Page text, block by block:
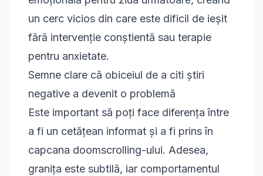
un cerc vicios din care este dificil de ieșit
fără intervenție conștientă sau terapie
pentru anxietate.
Semne clare că obiceiul de a citi știri
negative a devenit o problemă
Este important să poți face diferența între
a fi un cetățean informat și a fi prins în
capcana doomscrolling-ului. Adesea,
granița este subtilă, iar comportamentul